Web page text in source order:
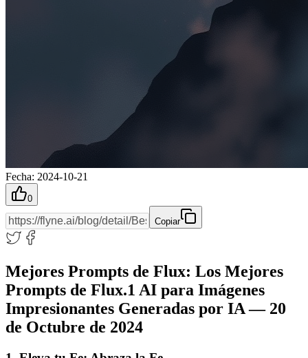
Fecha: 2024-10-21
0
Copiar
Mejores Prompts de Flux: Los Mejores
Prompts de Flux.1 AI para Imágenes
Impresionantes Generadas por IA — 20
de Octubre de 2024